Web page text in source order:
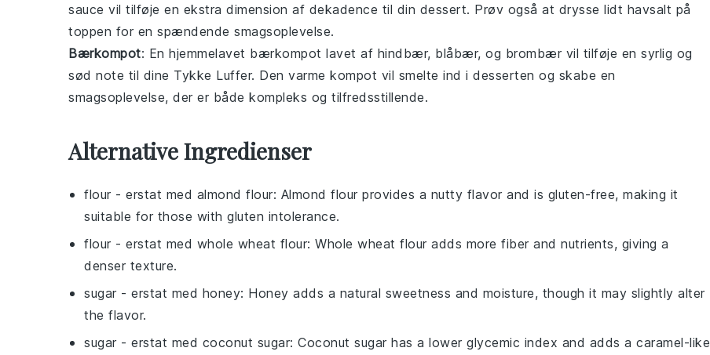
sauce vil tilføje en ekstra dimension af dekadence til din dessert. Prøv også at drysse lidt havsalt på
toppen for en spændende smagsoplevelse.
Bærkompot: En hjemmelavet bærkompot lavet af hindbær, blåbær, og brombær vil tilføje en syrlig og
sød note til dine Tykke Luffer. Den varme kompot vil smelte ind i desserten og skabe en
smagsoplevelse, der er både kompleks og tilfredsstillende.
Alternative Ingredienser
flour - erstat med almond flour: Almond flour provides a nutty flavor and is gluten-free, making it
suitable for those with gluten intolerance.
flour - erstat med whole wheat flour: Whole wheat flour adds more fiber and nutrients, giving a
denser texture.
sugar - erstat med honey: Honey adds a natural sweetness and moisture, though it may slightly alter
the flavor.
sugar - erstat med coconut sugar: Coconut sugar has a lower glycemic index and adds a caramel-like